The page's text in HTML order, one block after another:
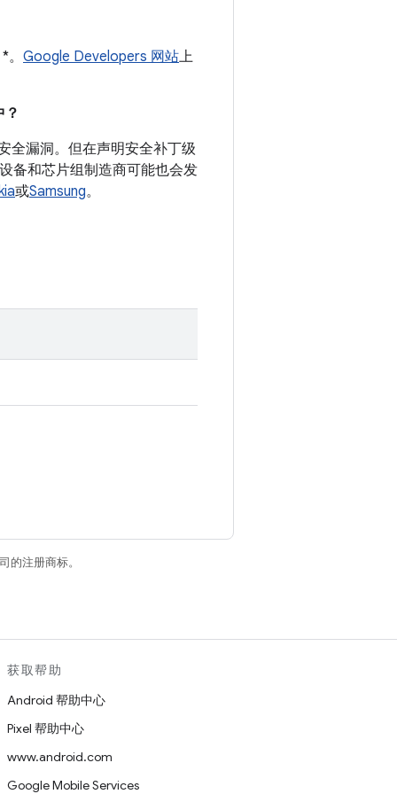
Google Developers 网站上
全漏洞。但在声明安全补丁级
备和芯片组制造商可能也会发
或Samsung。
的注册商标。
获取帮助
Android 帮助中心
Pixel 帮助中心
www.android.com
Google Mobile Services